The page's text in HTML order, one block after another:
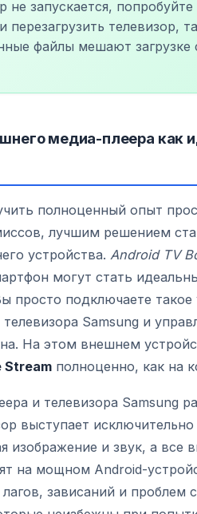
не запускается,
перезагрузить телевизор,
файлы мешают загрузке
медиа-плеера как
полноценный опыт
лучшим решением
устройства. Android TV
могут стать
просто подключаете такое
Samsung и
На этом внешнем
Stream полноценно, как на
и телевизора Samsung
выступает
изображение и звук, а все
на мощном Android-
зависаний и проблем с